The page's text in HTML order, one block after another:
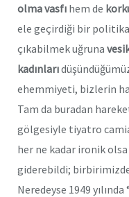
olma vasfı hem de
ele geçirdiği bir
çıkabilmek uğruna
kadınları
ehemmiyeti, bizlerin
Tam da buradan
gölgesiyle tiyatro
her ne kadar ironik
giderebildi;
Neredeyse 1949 yılında